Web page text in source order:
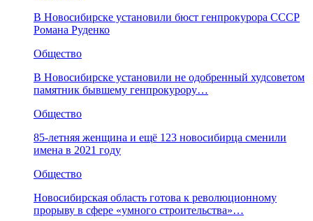
В Новосибирске установили бюст генпрокурора СССР
Романа Руденко
Общество
В Новосибирске установили не одобренный худсоветом
памятник бывшему генпрокурору…
Общество
85-летняя женщина и ещё 123 новосибирца сменили
имена в 2021 году
Общество
Новосибирская область готова к революционному
прорыву в сфере «умного строительства»…